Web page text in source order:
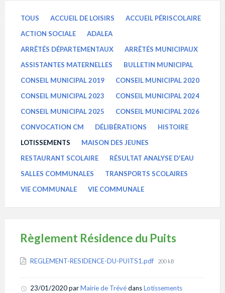
TOUS ACCUEIL DE LOISIRS
ACCUEIL PÉRISCOLAIRE
ACTION SOCIALE
ADALEA
ARRÊTÉS DÉPARTEMENTAUX
ARRÊTÉS MUNICIPAUX
ASSISTANTES MATERNELLES
BULLETIN MUNICIPAL
CONSEIL MUNICIPAL 2019
CONSEIL MUNICIPAL 2020
CONSEIL MUNICIPAL 2023
CONSEIL MUNICIPAL 2024
CONSEIL MUNICIPAL 2025
CONSEIL MUNICIPAL 2026
CONVOCATION CM
DÉLIBÉRATIONS
HISTOIRE
LOTISSEMENTS
MAISON DES JEUNES
RESTAURANT SCOLAIRE
RÉSULTAT ANALYSE D'EAU
SALLES COMMUNALES
TRANSPORTS SCOLAIRES
VIE COMMUNALE
VIE COMMUNALE
Règlement Résidence du Puits
Attachments
REGLEMENT-RESIDENCE-DU-PUITS1.pdf File
200 kB
23/01/2020parMairie de TrévédansLotissements